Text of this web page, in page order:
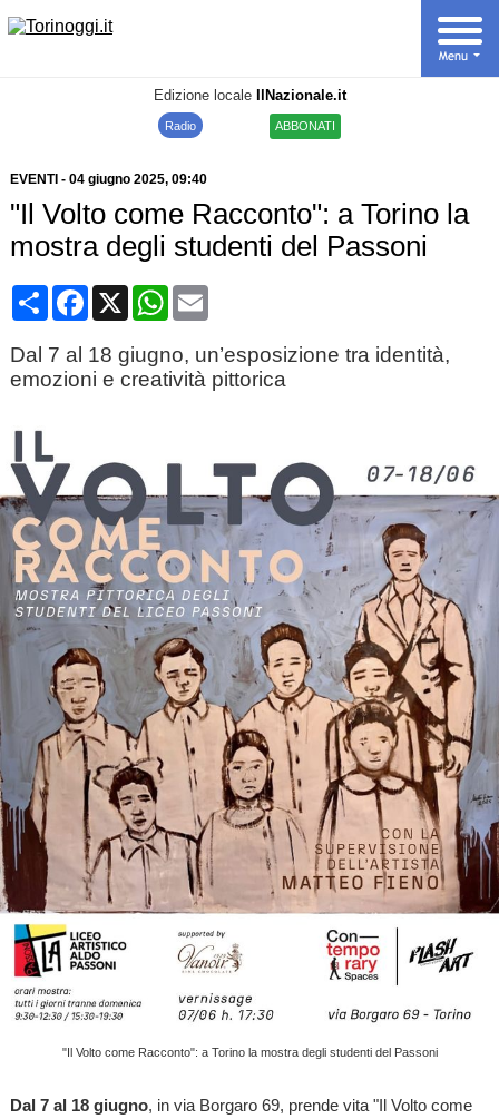
Edizione locale IlNazionale.it
Radio ABBONATI
EVENTI - 04 giugno 2025, 09:40
"Il Volto come Racconto": a Torino la
mostra degli studenti del Passoni
CondividiFacebook
X WhatsApp
Email
Dal 7 al 18 giugno, un’esposizione tra identità,
emozioni e creatività pittorica
"Il Volto come Racconto": a Torino la mostra degli studenti del Passoni
Dal 7 al 18 giugno, in via Borgaro 69, prende vita "Il Volto come